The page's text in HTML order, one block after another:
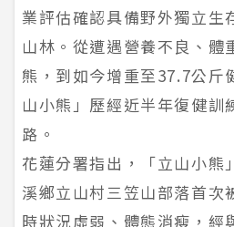
業評估確認具備野外獨立生
山林。從遭遇營養不良、體
熊，到如今增重至37.7公斤
山小熊」歷經近半年復健訓
路。
花蓮分署指出，「立山小熊
溪鄉立山村三笠山部落首次
時狀況虛弱、體態消瘦，經